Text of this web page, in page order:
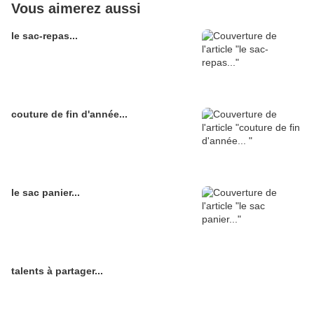
Vous aimerez aussi
le sac-repas...
couture de fin d'année...
le sac panier...
talents à partager...